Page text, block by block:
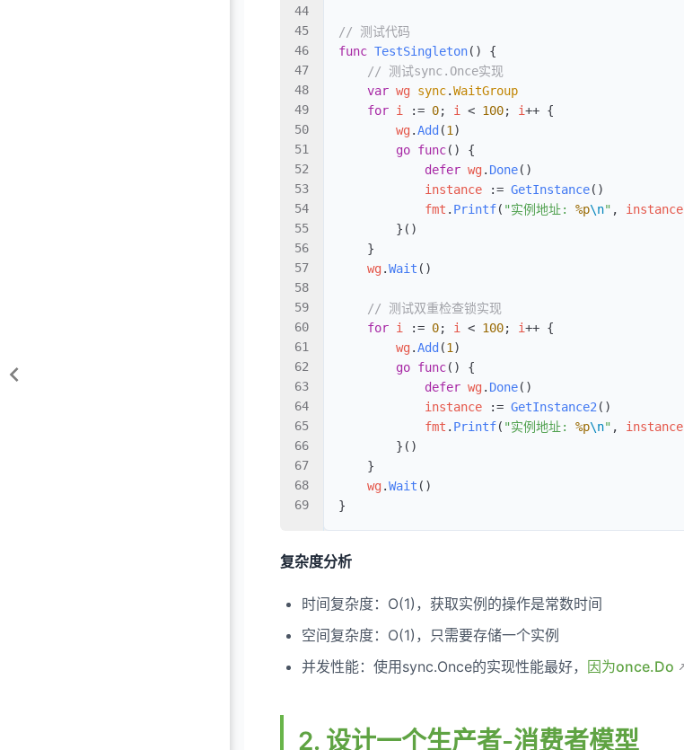
// 测试代码
func TestSingleton() {
    // 测试sync.Once实现
    var
wg sync.WaitGroup
    for
i := 0; i < 100; i++ {
        wg
.Add (1 )
        go
func() {
            defer
wg . Done()
            instance
:= GetInstance()
            fmt
. Printf( "实例地址: %p\n" , instance
        }()
    }
    wg
.Wait ()
    // 测试双重检查锁实现
    for
i := 0; i < 100; i++ {
        wg
.Add (1 )
        go
func() {
            defer
wg . Done()
            instance
:= GetInstance2 ()
            fmt
. Printf( "实例地址: %p\n" , instance
        }()
    }
    wg
.Wait ()
}
复杂度分析
时间复杂度：O(1)，获取实例的操作是常数时间
空间复杂度：O(1)，只需要存储一个实例
并发性能：使用sync.Once的实现性能最好， 因为once.Do
2. 设计一个生产者-消费者模型